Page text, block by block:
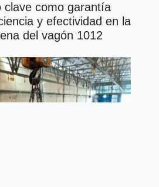
clave como garantía
y efectividad en la
del vagón 1012